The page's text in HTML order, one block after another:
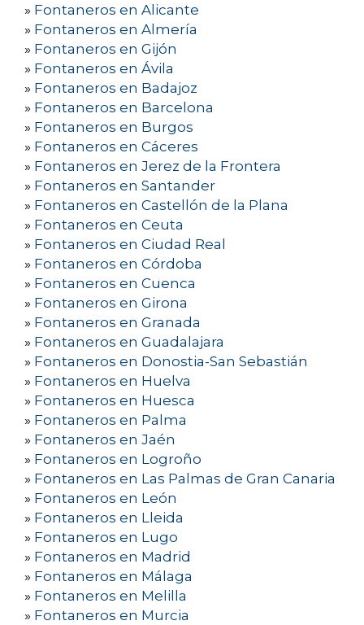
» Fontaneros en Alicante
» Fontaneros en Almería
» Fontaneros en Gijón
» Fontaneros en Ávila
» Fontaneros en Badajoz
» Fontaneros en Barcelona
» Fontaneros en Burgos
» Fontaneros en Cáceres
» Fontaneros en Jerez de la Frontera
» Fontaneros en Santander
» Fontaneros en Castellón de la Plana
» Fontaneros en Ceuta
» Fontaneros en Ciudad Real
» Fontaneros en Córdoba
» Fontaneros en Cuenca
» Fontaneros en Girona
» Fontaneros en Granada
» Fontaneros en Guadalajara
» Fontaneros en Donostia-San Sebastián
» Fontaneros en Huelva
» Fontaneros en Huesca
» Fontaneros en Palma
» Fontaneros en Jaén
» Fontaneros en Logroño
» Fontaneros en Las Palmas de Gran Canaria
» Fontaneros en León
» Fontaneros en Lleida
» Fontaneros en Lugo
» Fontaneros en Madrid
» Fontaneros en Málaga
» Fontaneros en Melilla
» Fontaneros en Murcia